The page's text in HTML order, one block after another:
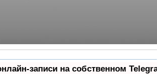
записи на собственном